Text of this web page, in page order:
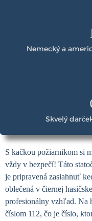
Nemecký a
Skvelý
S kačkou požiarnikom si
vždy v bezpečí! Táto
je pripravená zasiahnuť
oblečená v čiernej
profesionálny vzhľad. Na
číslom 112, čo je číslo,